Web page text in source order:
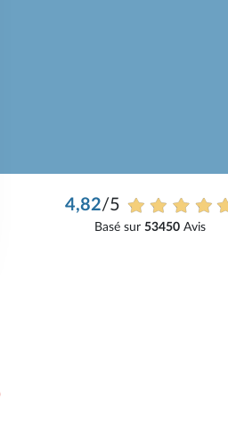
4,82/5
Basé sur 53450Avis